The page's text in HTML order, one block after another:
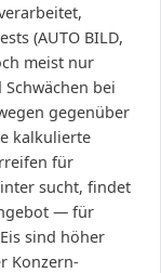
(AUTO BILD,
meist nur
bei
gegenüber
kalkulierte
für
sucht, findet
— für
sind höher
Konzern-